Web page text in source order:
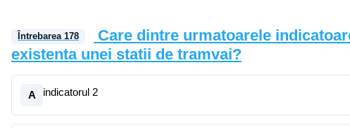
Întrebarea 178
Care dintre urmatoarele
existenta unei statii de tramvai?
A indicatorul 2